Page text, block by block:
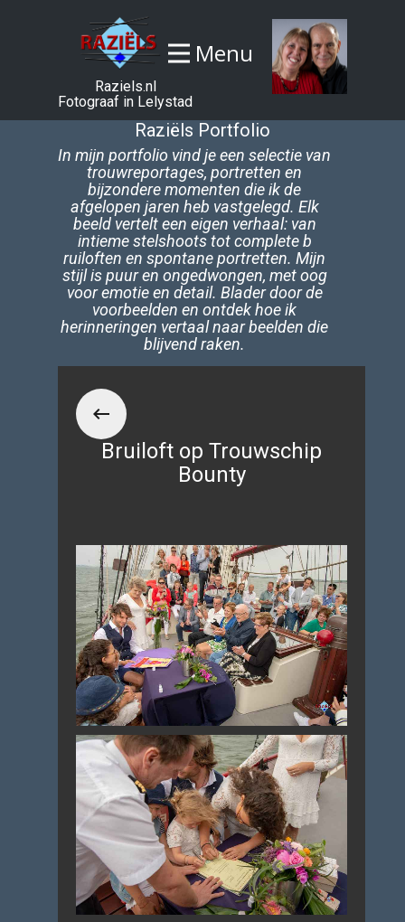
Menu
Raziels.nl
Fotograaf in Lelystad
Raziëls Portfolio
In mijn portfolio vind je een selectie van
trouwreportages, portretten en
bijzondere momenten die ik de
afgelopen jaren heb vastgelegd. Elk
beeld vertelt een eigen verhaal: van
intieme stelshoots tot complete b​
ruiloften en spontane portretten. Mijn
stijl is puur en ongedwongen, met oog
voor emotie en detail. Blader door de
voorbeelden en ontdek hoe ik
herinneringen vertaal naar beelden die
blijvend raken.
Bruiloft op Trouwschip
Bounty